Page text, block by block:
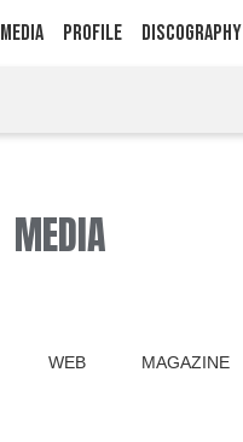
MEDIA PROFILE DISCOGRAPHY
MEDIA
WEB MAGAZINE